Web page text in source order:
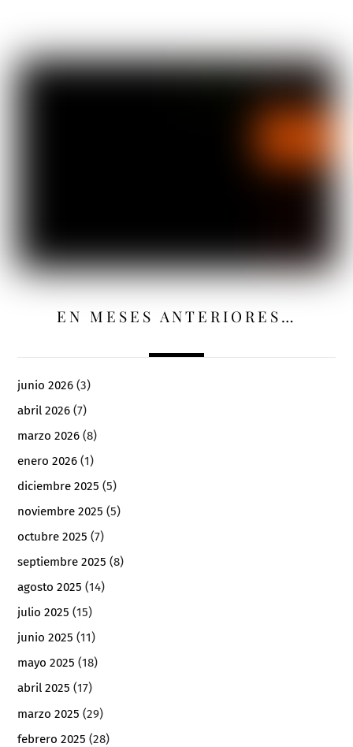
EN MESES ANTERIORES…
junio 2026 (3)
abril 2026 (7)
marzo 2026 (8)
enero 2026 (1)
diciembre 2025 (5)
noviembre 2025 (5)
octubre 2025 (7)
septiembre 2025 (8)
agosto 2025 (14)
julio 2025 (15)
junio 2025 (11)
mayo 2025 (18)
abril 2025 (17)
marzo 2025 (29)
febrero 2025 (28)